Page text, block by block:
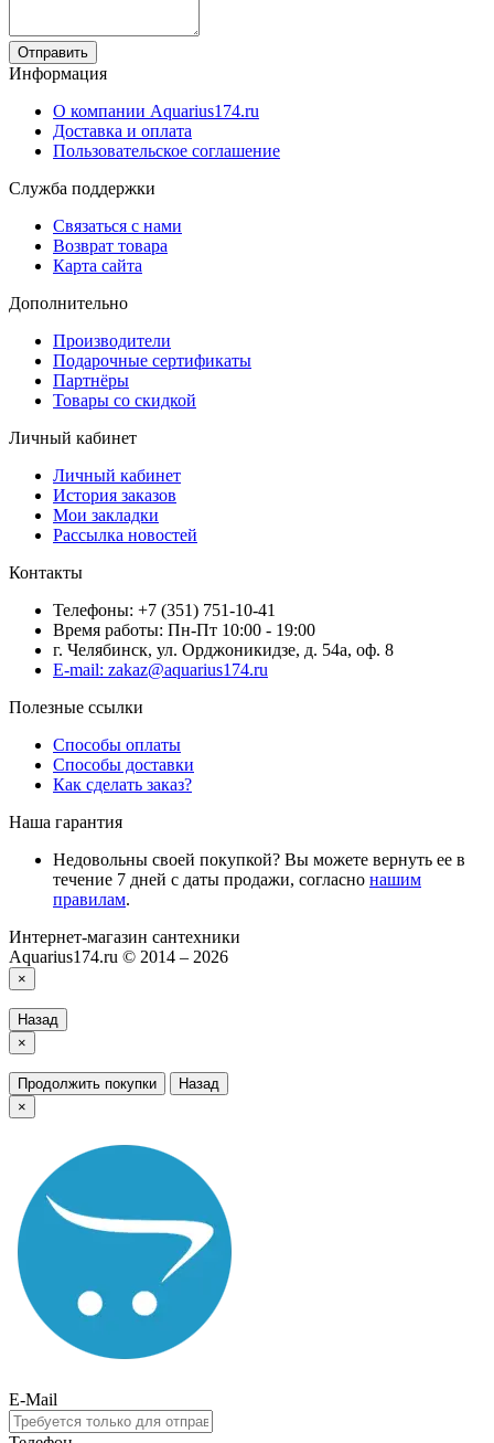
Отправить
Информация
О компании Aquarius174.ru
Доставка и оплата
Пользовательское соглашение
Служба поддержки
Связаться с нами
Возврат товара
Карта сайта
Дополнительно
Производители
Подарочные сертификаты
Партнёры
Товары со скидкой
Личный кабинет
Личный кабинет
История заказов
Мои закладки
Рассылка новостей
Контакты
Телефоны: +7 (351) 751-10-41
Время работы: Пн-Пт 10:00 - 19:00
г. Челябинск, ул. Орджоникидзе, д. 54а, оф. 8
E-mail: zakaz@aquarius174.ru
Полезные ссылки
Способы оплаты
Способы доставки
Как сделать заказ?
Наша гарантия
Недовольны своей покупкой? Вы можете вернуть ее в
течение 7 дней с даты продажи, согласно нашим
правилам.
Интернет-магазин сантехники
Aquarius174.ru © 2014 – 2026
×
Назад
×
Продолжить покупки
Назад
×
E-Mail